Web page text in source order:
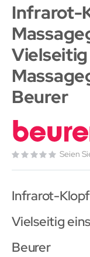
Infrarot-
Beurer
Seien
Infrarot-
Vielseitig
Beurer